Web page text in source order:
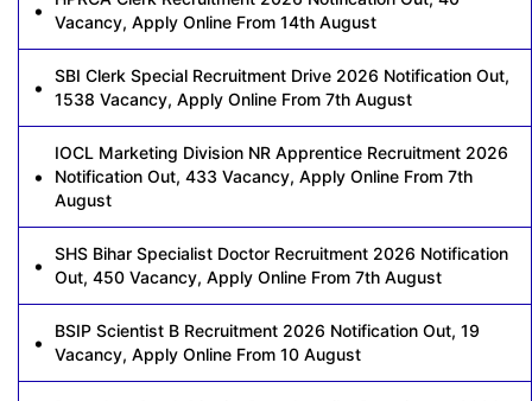
Vacancy, Apply Online From 14th August
SBI Clerk Special Recruitment Drive 2026 Notification Out,
1538 Vacancy, Apply Online From 7th August
IOCL Marketing Division NR Apprentice Recruitment 2026
Notification Out, 433 Vacancy, Apply Online From 7th
August
SHS Bihar Specialist Doctor Recruitment 2026 Notification
Out, 450 Vacancy, Apply Online From 7th August
BSIP Scientist B Recruitment 2026 Notification Out, 19
Vacancy, Apply Online From 10 August